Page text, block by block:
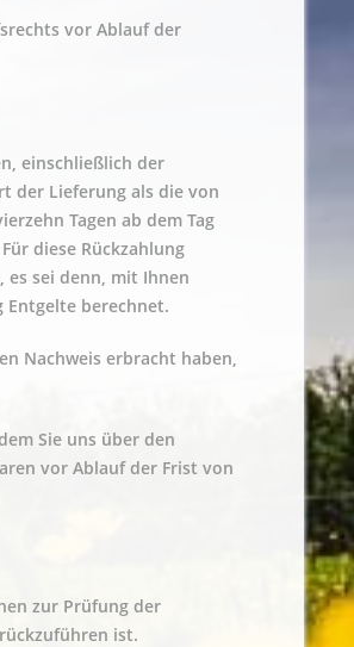
vor Ablauf der
einschließlich der
der Lieferung als die von
Tagen ab dem Tag
diese Rückzahlung
es sei denn, mit Ihnen
Entgelte berechnet.
Nachweis erbracht haben,
Sie uns über den
vor Ablauf der Frist von
zur Prüfung der
ist.